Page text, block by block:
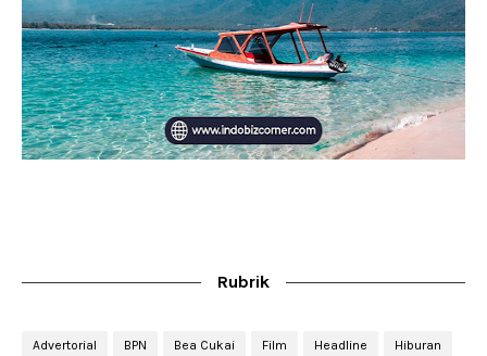
Rubrik
Advertorial BPN Bea Cukai Film Headline Hiburan